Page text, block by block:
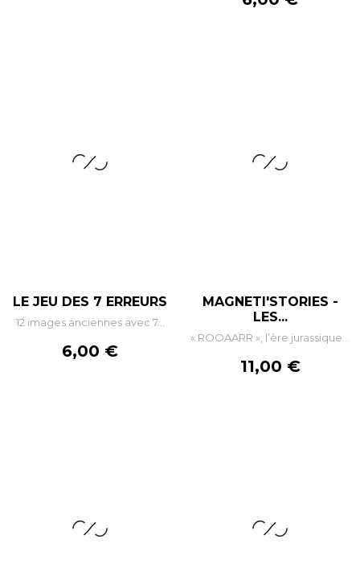
LE JEU DES 7 ERREURS
12 images anciennes avec 7...
Prix
6,00 €
MAGNETI'STORIES -
LES...
« ROOAARR », l’ère jurassique...
Prix
11,00 €